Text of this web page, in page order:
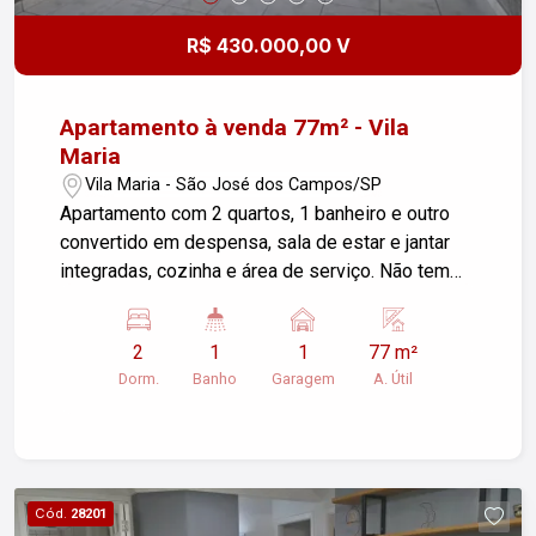
segurança com portaria 24 horas. Excelente para
moradia ou investimento para locação.
lazer completo são cada vez mais procurados na
região. Agende sua visita e descubra por que
este imóvel pode ser o seu próximo lar.
R$ 430.000,00 V
Apartamento à venda 77m² - Vila
Maria
Vila Maria - São José dos Campos/SP
Apartamento com 2 quartos, 1 banheiro e outro
convertido em despensa, sala de estar e jantar
integradas, cozinha e área de serviço. Não tem
todos os cômodos. Uma vaga de garagem, play e
salão de festas. Área 77m². Existem 2 escrituras,
uma do apartamento e outra da garagem. Qdo o
2
Dorm.
1
Banho
1
Garagem
77 m²
A. Útil
Cód. 28201